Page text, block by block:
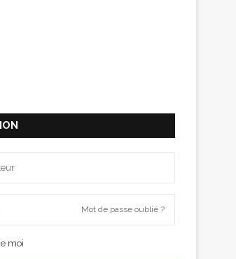
Mot de passe oublié ?
moi